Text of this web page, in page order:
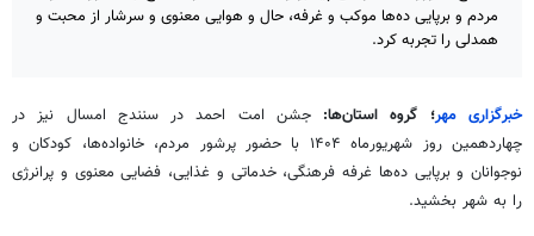
مردم و برپایی ده‌ها موکب و غرفه، حال و هوایی معنوی و سرشار از محبت و
همدلی را تجربه کرد.
خبرگزاری مهر؛ گروه استان‌ها: جشن امت احمد در سنندج امسال نیز در
چهاردهمین روز شهریورماه ۱۴۰۴ با حضور پرشور مردم، خانواده‌ها، کودکان و
نوجوانان و برپایی ده‌ها غرفه فرهنگی، خدماتی و غذایی، فضایی معنوی و پرانرژی
را به شهر بخشید.